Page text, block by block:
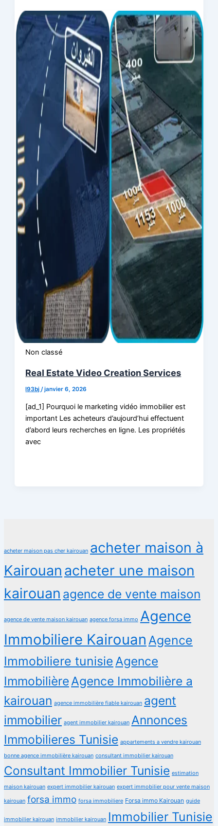
Non classé
Real Estate Video Creation Services
l93bj/janvier 6, 2026
[ad_1] Pourquoi le marketing vidéo immobilier est
important Les acheteurs d’aujourd’hui effectuent
d’abord leurs recherches en ligne. Les propriétés
avec
acheter maison pas cher kairouan acheter maison à
Kairouan acheter une maison
kairouan agence de vente maison
agence de vente maison kairouan agence forsa immo Agence
Immobiliere Kairouan Agence
Immobiliere tunisie Agence
Immobilière Agence Immobilière a
kairouan agence immobilière fiable kairouan agent
immobilier agent immobilier kairouan Annonces
Immobilieres Tunisie appartements a vendre kairouan
bonne agence immobilière kairouan consultant immobilier kairouan
Consultant Immobilier Tunisie estimation
maison kairouan expert immobilier kairouan expert immobilier pour vente maison
kairouan forsa immo forsa immobiliere Forsa immo Kairouan guide
immobilier kairouan immobilier kairouan Immobilier Tunisie